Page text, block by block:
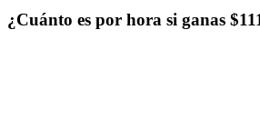
¿Cuánto es por hora si ganas